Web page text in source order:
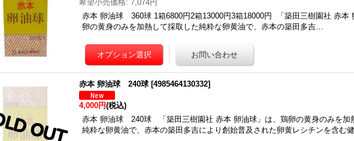
希望小売価格: 7,074円
赤本 卵油球 360球 1箱6800円2箱13000円3箱18000円 「築田三樹園社 赤本
卵の黄身のみを加熱して採取した純粋な卵黄油で、赤本の築田多吉…
赤本 卵油球 240球 [4985464130332]
4,000円(税込)
赤本 卵油球 240球 「築田三樹園社 赤本 卵油球」は、鶏卵の黄身のみを加
純粋な卵黄油で、赤本の築田多吉により創始普及された卵黄レシチンを含む